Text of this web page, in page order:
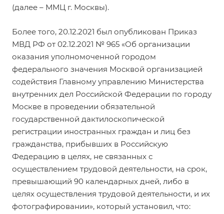
(далее – ММЦ г. Москвы).
Более того, 20.12.2021 был опубликован Приказ
МВД РФ от 02.12.2021 № 965 «Об организации
оказания уполномоченной городом
федерального значения Москвой организацией
содействия Главному управлению Министерства
внутренних дел Российской Федерации по городу
Москве в проведении обязательной
государственной дактилоскопической
регистрации иностранных граждан и лиц без
гражданства, прибывших в Российскую
Федерацию в целях, не связанных с
осуществлением трудовой деятельности, на срок,
превышающий 90 календарных дней, либо в
целях осуществления трудовой деятельности, и их
фотографировании», который установил, что: